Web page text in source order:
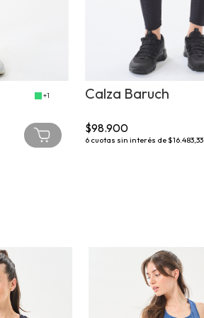
+1 Calza Baruch
$98.900
6 cuotas sin interés de$16.483,33